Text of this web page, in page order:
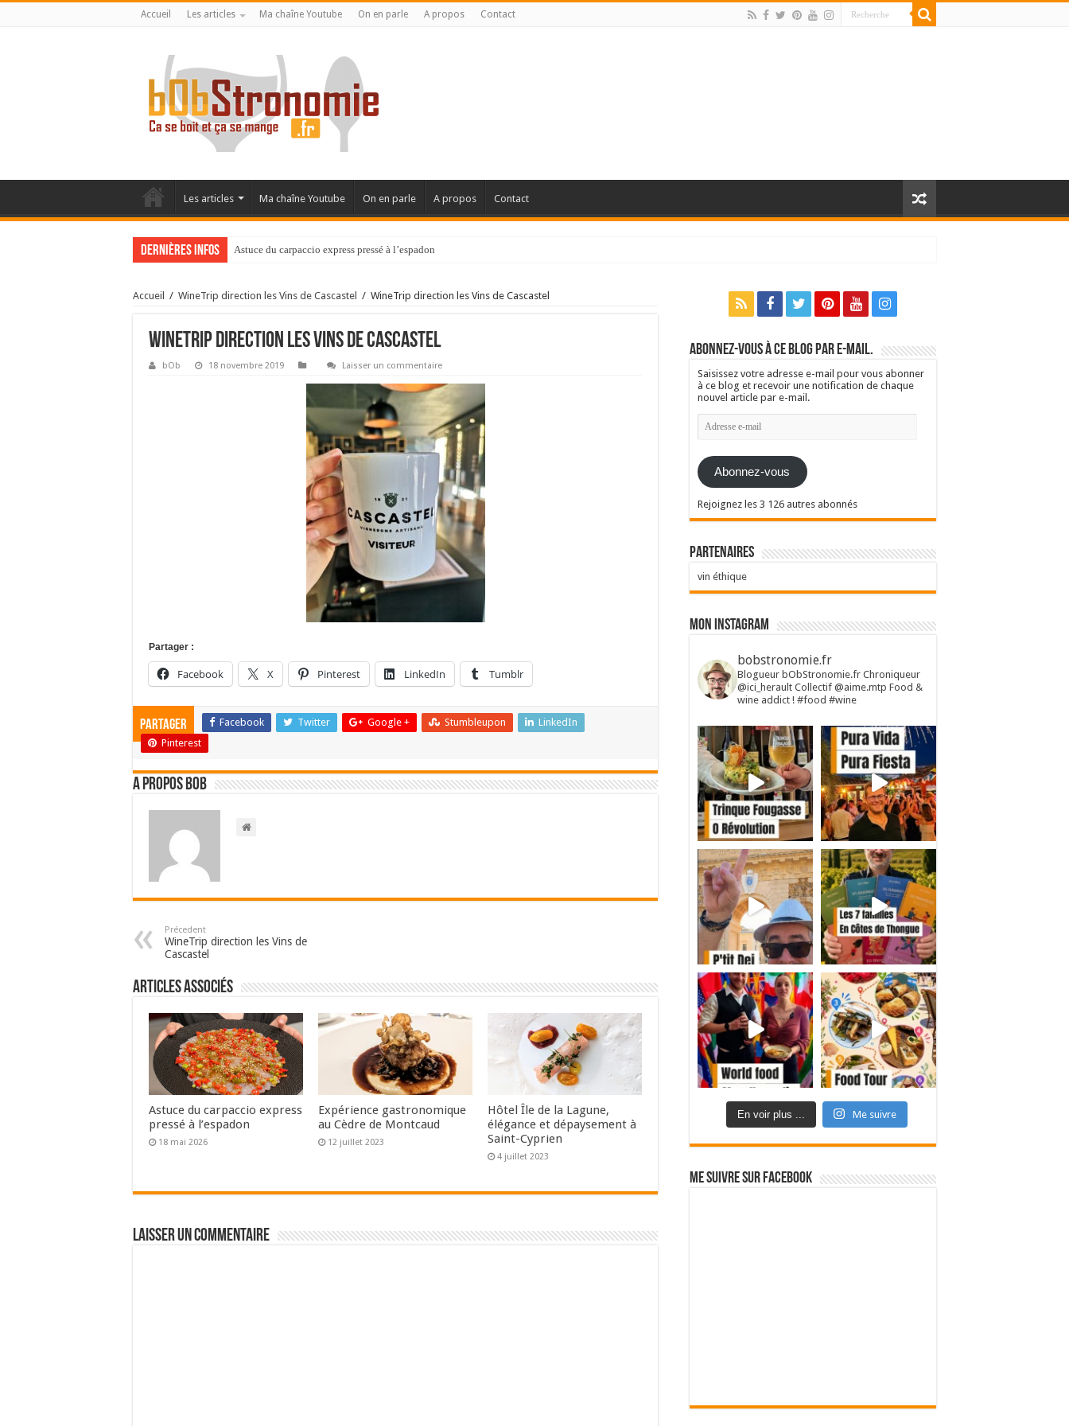
Accueil Les articles Ma chaîne Youtube On en parle A propos Contact
Les articles Ma chaîne Youtube On en parle A propos Contact
Dernières infos Astuce du carpaccio express pressé à l’espadon
Accueil / WineTrip direction les Vins de Cascastel / WineTrip direction les Vins de Cascastel
WineTrip direction les Vins de Cascastel
bOb 18 novembre 2019 Laisser un commentaire
Partager :
Facebook X Pinterest LinkedIn Tumblr
Partager Facebook Twitter Google + Stumbleupon
LinkedIn
Pinterest
A propos bOb
Précedent
WineTrip direction les Vins de
Cascastel
Articles associés
Astuce du carpaccio express
pressé à l’espadon
18 mai 2026
Expérience gastronomique
au Cèdre de Montcaud
12 juillet 2023
Hôtel Île de la Lagune,
élégance et dépaysement à
Saint-Cyprien
4 juillet 2023
Laisser un commentaire
Abonnez-vous à ce blog par e-mail.
Saisissez votre adresse e-mail pour vous abonner
à ce blog et recevoir une notification de chaque
nouvel article par e-mail.
Adresse
e-
Abonnez-vous
Rejoignez les 3 126 autres abonnés
Partenaires
vin éthique
Mon Instagram
bobstronomie.fr
Blogueur bObStronomie.fr Chroniqueur
@ici_herault Collectif @aime.mtp Food &
wine addict ! #food #wine
En voir plus ... Me suivre
Me suivre sur Facebook